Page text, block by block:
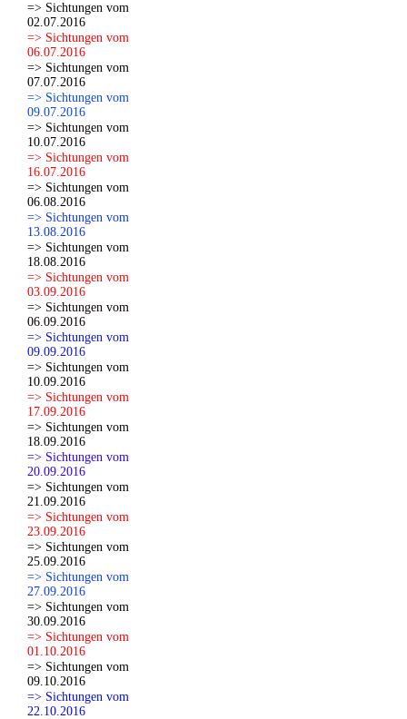
=> Sichtungen vom
02.07.2016
=> Sichtungen vom
06.07.2016
=> Sichtungen vom
07.07.2016
=> Sichtungen vom
09.07.2016
=> Sichtungen vom
10.07.2016
=> Sichtungen vom
16.07.2016
=> Sichtungen vom
06.08.2016
=> Sichtungen vom
13.08.2016
=> Sichtungen vom
18.08.2016
=> Sichtungen vom
03.09.2016
=> Sichtungen vom
06.09.2016
=> Sichtungen vom
09.09.2016
=> Sichtungen vom
10.09.2016
=> Sichtungen vom
17.09.2016
=> Sichtungen vom
18.09.2016
=> Sichtungen vom
20.09.2016
=> Sichtungen vom
21.09.2016
=> Sichtungen vom
23.09.2016
=> Sichtungen vom
25.09.2016
=> Sichtungen vom
27.09.2016
=> Sichtungen vom
30.09.2016
=> Sichtungen vom
01.10.2016
=> Sichtungen vom
09.10.2016
=> Sichtungen vom
22.10.2016